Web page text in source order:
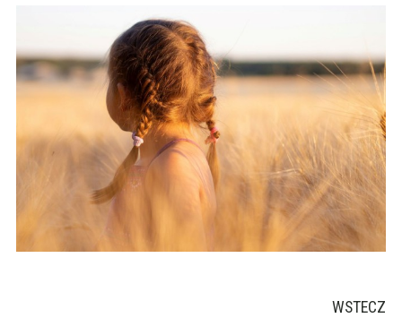
WSTECZ